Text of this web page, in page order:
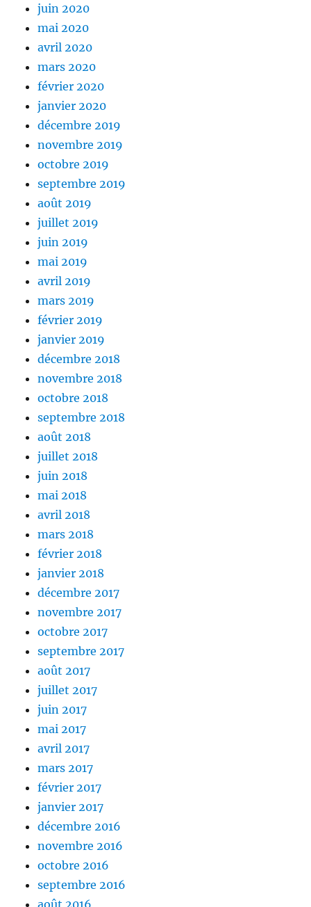
juin 2020
mai 2020
avril 2020
mars 2020
février 2020
janvier 2020
décembre 2019
novembre 2019
octobre 2019
septembre 2019
août 2019
juillet 2019
juin 2019
mai 2019
avril 2019
mars 2019
février 2019
janvier 2019
décembre 2018
novembre 2018
octobre 2018
septembre 2018
août 2018
juillet 2018
juin 2018
mai 2018
avril 2018
mars 2018
février 2018
janvier 2018
décembre 2017
novembre 2017
octobre 2017
septembre 2017
août 2017
juillet 2017
juin 2017
mai 2017
avril 2017
mars 2017
février 2017
janvier 2017
décembre 2016
novembre 2016
octobre 2016
septembre 2016
août 2016